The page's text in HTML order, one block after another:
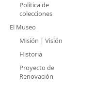
Política de
colecciones
El Museo
Misión | Visión
Historia
Proyecto de
Renovación